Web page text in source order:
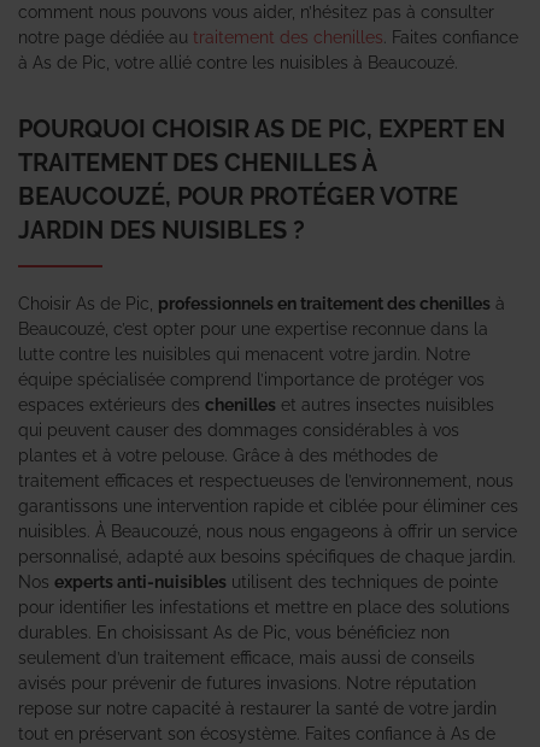
comment nous pouvons vous aider, n’hésitez pas à consulter
notre page dédiée au traitement des chenilles . Faites confiance
à As de Pic, votre allié contre les nuisibles à Beaucouzé.
POURQUOI CHOISIR AS DE PIC, EXPERT EN
TRAITEMENT DES CHENILLES À
BEAUCOUZÉ, POUR PROTÉGER VOTRE
JARDIN DES NUISIBLES ?
Choisir As de Pic, professionnels en traitement des chenilles à
Beaucouzé, c’est opter pour une expertise reconnue dans la
lutte contre les nuisibles qui menacent votre jardin. Notre
équipe spécialisée comprend l’importance de protéger vos
espaces extérieurs des chenilles et autres insectes nuisibles
qui peuvent causer des dommages considérables à vos
plantes et à votre pelouse. Grâce à des méthodes de
traitement efficaces et respectueuses de l’environnement, nous
garantissons une intervention rapide et ciblée pour éliminer ces
nuisibles. À Beaucouzé, nous nous engageons à offrir un service
personnalisé, adapté aux besoins spécifiques de chaque jardin.
Nos experts anti-nuisibles utilisent des techniques de pointe
pour identifier les infestations et mettre en place des solutions
durables. En choisissant As de Pic, vous bénéficiez non
seulement d’un traitement efficace, mais aussi de conseils
avisés pour prévenir de futures invasions. Notre réputation
repose sur notre capacité à restaurer la santé de votre jardin
tout en préservant son écosystème. Faites confiance à As de